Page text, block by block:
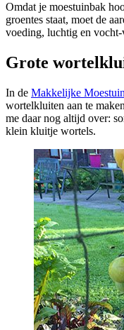
Omdat je moestuinbak
groentes staat, moet de
voeding, luchtig en
Grote
In de Makkelijke
wortelkluiten aan te
me daar nog altijd over:
klein kluitje wortels.